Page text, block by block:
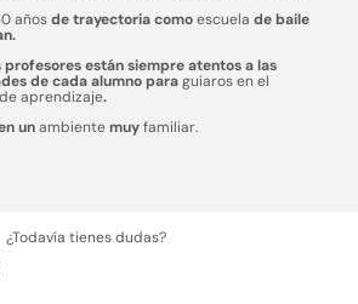
añosde trayectoria comoescuela de baile
profesores están siempre atentos a las
de cada alumno paraguiaros en el
aprendizaje.
unambientemuyfamiliar.
¿Todavía tienes dudas?